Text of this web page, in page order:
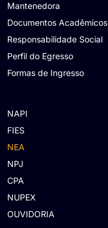
Mantenedora
Documentos Acadêmicos
Responsabilidade Social
Perfil do Egresso
Formas de Ingresso
NAPI
FIES
NEA
NPJ
CPA
NUPEX
OUVIDORIA